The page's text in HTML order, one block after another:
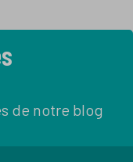
de notre blog